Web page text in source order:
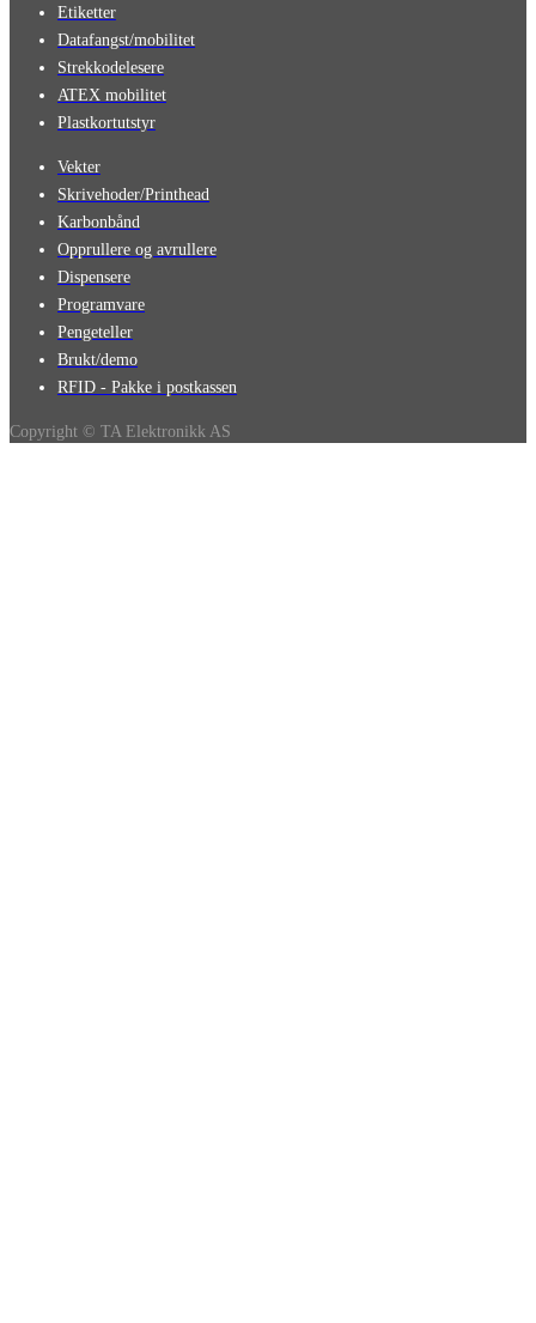
Etiketter
Datafangst/mobilitet
Strekkodelesere
ATEX mobilitet
Plastkortutstyr
Vekter
Skrivehoder/Printhead
Karbonbånd
Opprullere og avrullere
Dispensere
Programvare
Pengeteller
Brukt/demo
RFID - Pakke i postkassen
Copyright © TA Elektronikk AS